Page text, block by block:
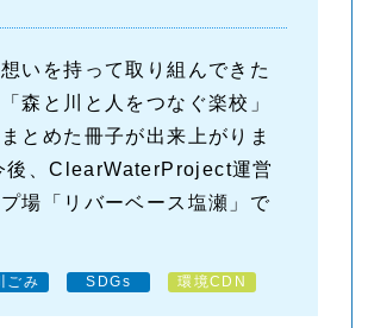
いを持って取り組んできた
森と川と人をつなぐ楽校」
とめた冊子が出来上がりま
後、ClearWaterProject運営
場「リバーベース塩瀬」で
ごみ SDGs 環境CDN